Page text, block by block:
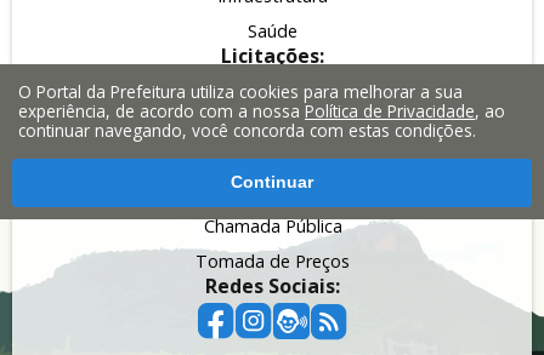
Saúde
Licitações:
Pregão
Leilão
Inexigibilidade
Dispensa
Chamada Pública
Tomada de Preços
Redes Sociais:
O Portal da Prefeitura utiliza cookies para melhorar a sua
experiência, de acordo com a nossaPolítica de Privacidade, ao
continuar navegando, você concorda com estas condições.
Continuar